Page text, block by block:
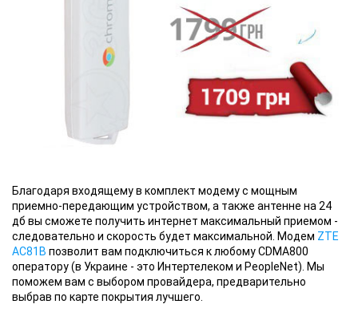
Благодаря входящему в комплект модему с мощным
приемно-передающим устройством, а также антенне на 24
дб вы сможете получить интернет максимальный приемом -
следовательно и скорость будет максимальной. Модем ZTE
AC81B позволит вам подключиться к любому CDMA800
оператору (в Украине - это Интертелеком и PeopleNet). Мы
поможем вам с выбором провайдера, предварительно
выбрав по карте покрытия лучшего.